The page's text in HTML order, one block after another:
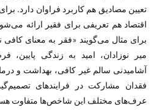
تعیین مصادیق هم کاربرد فراوان دارد.
اقتصاد هم تعریفی برای فقیر ارائه
برای مثال می‌گویند «فقر به معنای کافی
میر نوزادان، امید به زندگی پایین،
آشامیدنی سالم غیر کافی، بهداشت و
فقدان مشارکت در فرایندهای
عرف‌های مختلف این شاخص‌ها متفاوت